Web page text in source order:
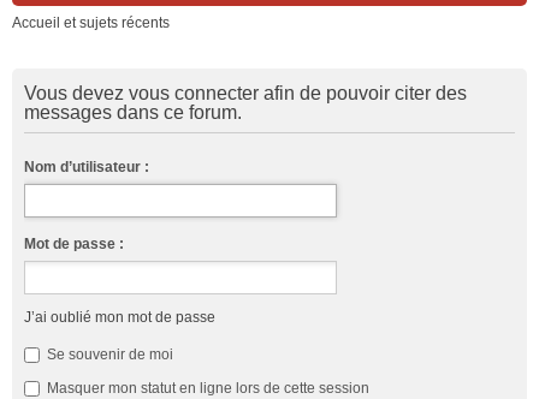
Accueil et sujets récents
Vous devez vous connecter afin de pouvoir citer des
messages dans ce forum.
Nom d’utilisateur :
Mot de passe :
J’ai oublié mon mot de passe
Se souvenir de moi
Masquer mon statut en ligne lors de cette session